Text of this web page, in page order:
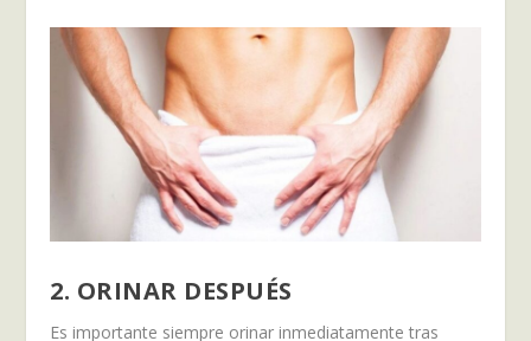
2. ORINAR DESPUÉS
Es importante siempre orinar inmediatamente tras